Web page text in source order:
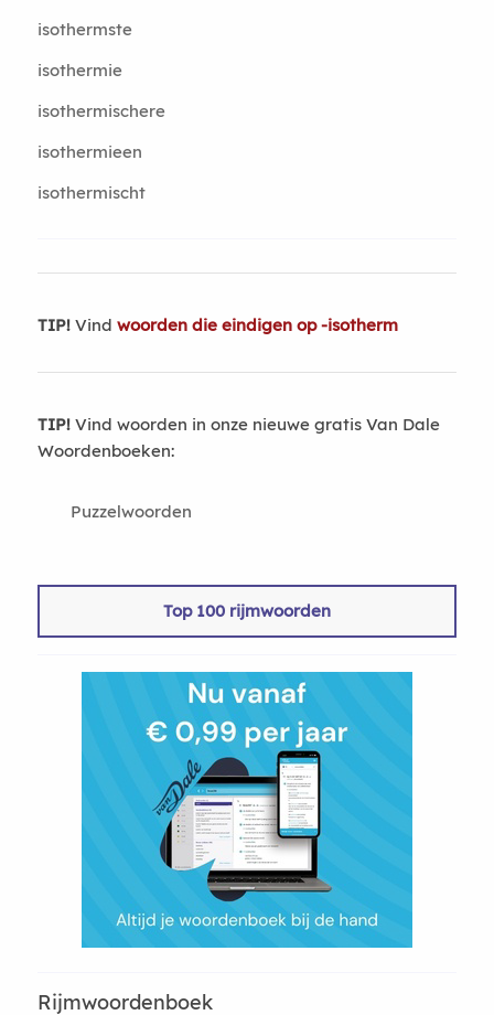
isothermste
isothermie
isothermischere
isothermieen
isothermischt
TIP!Vind woorden die eindigen op -isotherm
TIP!Vind woorden in onze nieuwe gratis Van Dale
Woordenboeken:
Puzzelwoorden
Top 100 rijmwoorden
Rijmwoordenboek